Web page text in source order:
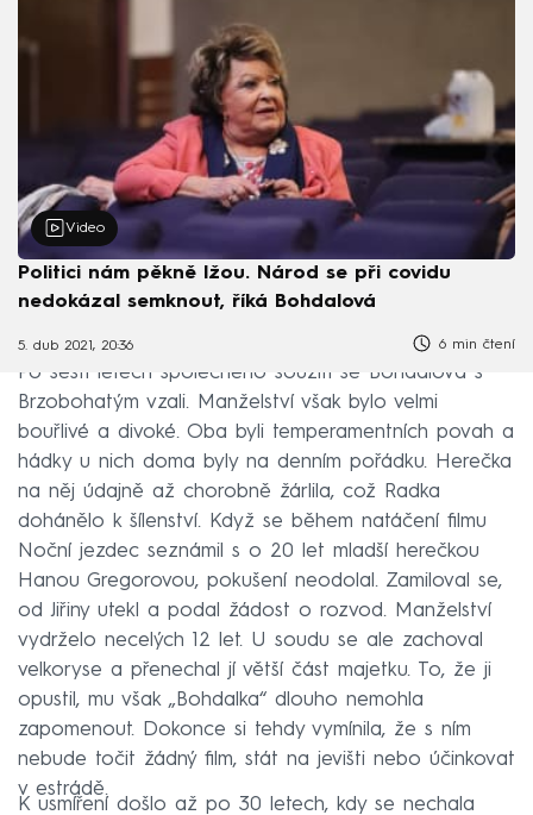
Video
Politici nám pěkně lžou. Národ se při covidu
nedokázal semknout, říká Bohdalová
5. dub 2021, 20:36 6 min čtení
Po šesti letech společného soužití se Bohdalová s
Brzobohatým vzali. Manželství však bylo velmi
bouřlivé a divoké. Oba byli temperamentních povah a
hádky u nich doma byly na denním pořádku. Herečka
na něj údajně až chorobně žárlila, což Radka
dohánělo k šílenství. Když se během natáčení filmu
Noční jezdec seznámil s o 20 let mladší herečkou
Hanou Gregorovou, pokušení neodolal. Zamiloval se,
od Jiřiny utekl a podal žádost o rozvod. Manželství
vydrželo necelých 12 let. U soudu se ale zachoval
velkoryse a přenechal jí větší část majetku. To, že ji
opustil, mu však „Bohdalka“ dlouho nemohla
zapomenout. Dokonce si tehdy vymínila, že s ním
nebude točit žádný film, stát na jevišti nebo účinkovat
v estrádě.
K usmíření došlo až po 30 letech, kdy se nechala